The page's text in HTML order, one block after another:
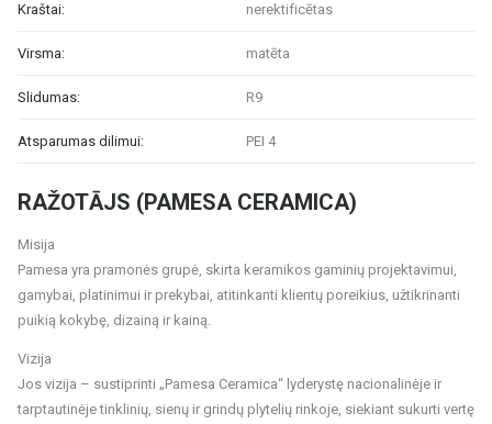
RAŽOTĀJS (PAMESA CERAMICA)
Misija
Pamesa yra pramonės grupė, skirta keramikos gaminių projektavimui,
gamybai, platinimui ir prekybai, atitinkanti klientų poreikius, užtikrinanti
puikią kokybę, dizainą ir kainą.
Vizija
Jos vizija – sustiprinti „Pamesa Ceramica“ lyderystę nacionalinėje ir
tarptautinėje tinklinių, sienų ir grindų plytelių rinkoje, siekiant sukurti vertę
Kraštai: nerektificētas
Virsma: matēta
Slidumas: R9
Atsparumas dilimui: PEI 4